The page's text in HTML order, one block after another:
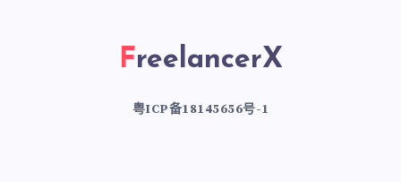
FreelancerX
粤ICP备18145656号-1